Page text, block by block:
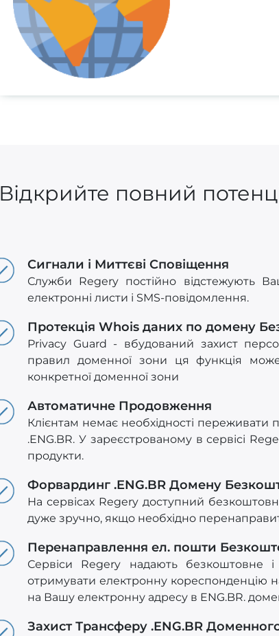
Відкрийте повний
Сигнали і Миттєві Сповіщення
Служби Regery постійно відстежують
електронні листи і SMS-повідомлення.
Протекція Whois даних по домену
Privacy Guard - вбудований захист
правил доменної зони ця функція
конкретної доменної зони
Автоматичне Продовження
Клієнтам немає необхідності переживати
.ENG.BR. У зареєстрованому в сервісі
продукти.
Форвардинг .ENG.BR Домену
На сервісах Regery доступний
дуже зручно, якщо необхідно
Перенаправлення ел. пошти
Сервіси Regery надають безкоштовне
отримувати електронну кореспонденцію
на Вашу електронну адресу в ENG.BR.
Захист Трансферу .ENG.BR